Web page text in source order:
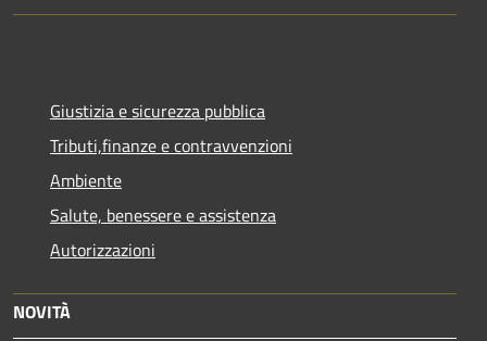
Giustizia e sicurezza pubblica
Tributi,finanze e contravvenzioni
Ambiente
Salute, benessere e assistenza
Autorizzazioni
NOVITÀ